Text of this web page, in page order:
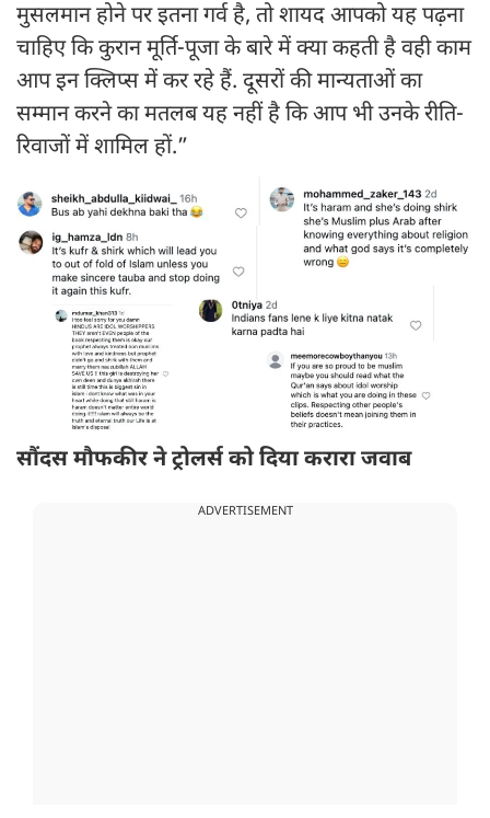
मुसलमान होने पर इतना गर्व है, तो शायद आपको यह पढ़ना
चाहिए कि कुरान मूर्ति-पूजा के बारे में क्या कहती है वही काम
आप इन क्लिप्स में कर रहे हैं. दूसरों की मान्यताओं का
सम्मान करने का मतलब यह नहीं है कि आप भी उनके रीति-
रिवाजों में शामिल हों.”
सौंदस मौफकीर ने ट्रोलर्स को दिया करारा जवाब
ADVERTISEMENT